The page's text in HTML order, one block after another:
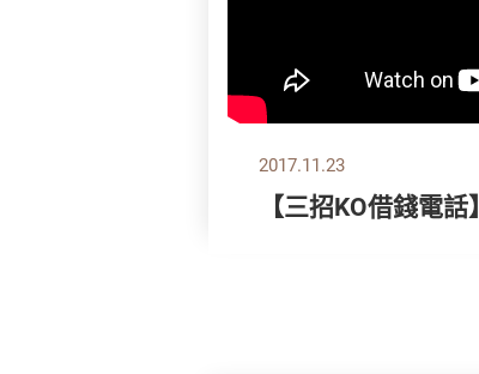
2017.11.23
【三招KO借錢電話】